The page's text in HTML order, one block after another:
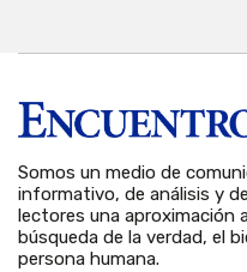
Somos un medio de
informativo, de análisis y
lectores una aproximación
búsqueda de la verdad, el
persona humana.